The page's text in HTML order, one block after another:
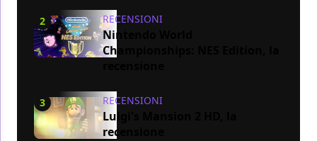
2 RECENSIONI
Nintendo World
Championships: NES Edition, la
3 RECENSIONI
Luigi's Mansion 2 HD, la
recensione